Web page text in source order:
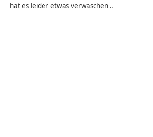
hat es leider etwas verwaschen…